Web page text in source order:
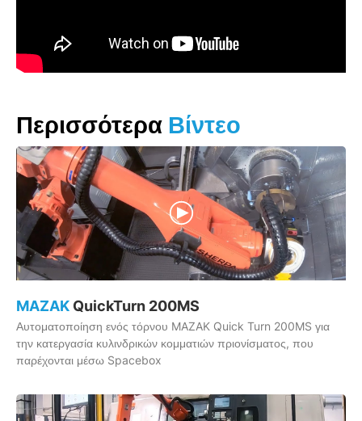
Περισσότερα Βίντεο
MAZAK QuickTurn 200MS
Αυτοματοποίηση ενός τόρνου MAZAK Quick Turn 200MS για
την κατεργασία κυλινδρικών κομματιών πριονίσματος, που
παρέχονται μέσω Spacebox